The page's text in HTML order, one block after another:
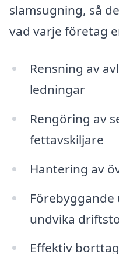
slamsugning, så
vad varje företag
Rensning av
ledningar
Rengöring av
fettavskiljare
Hantering av
undvika
Effektiv